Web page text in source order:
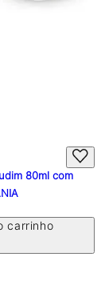
80ml com
carrinho